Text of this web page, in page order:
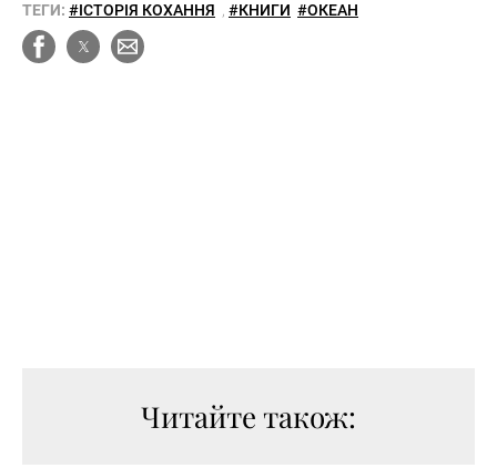
ТЕГИ: #ІСТОРІЯ КОХАННЯ #КНИГИ #ОКЕАН
Читайте також: